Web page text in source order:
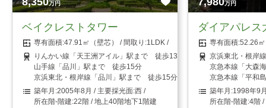
万円
ベイクレストタワー
47.91㎡（壁芯）
1LDK
りんかい線「天王洲アイル」駅まで 徒歩13分
山手線「品川」駅まで 徒歩15分
京浜東北・根岸線「品川」駅まで 徒歩15分
2005年8月
西
22階 / 地上40階地下1階建
万円
ダイアパレス
52.26
京浜東北・根岸
京急本線「大森
京急本線「平和
1998年9
4階 /